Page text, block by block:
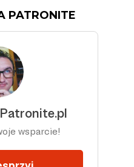
PATRONITE